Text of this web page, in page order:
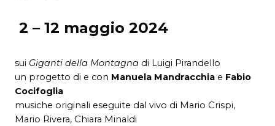
2 – 12 maggio 2024
sui Giganti della Montagna di Luigi Pirandello
un progetto di e con Manuela Mandracchia e Fabio
Cocifoglia
musiche originali eseguite dal vivo di Mario Crispi,
Mario Rivera, Chiara Minaldi